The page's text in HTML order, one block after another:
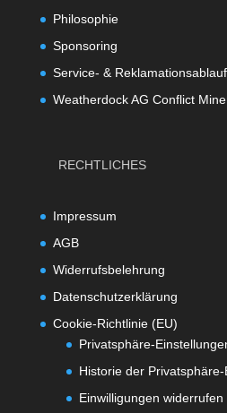
Philosophie
Sponsoring
Service- & Reklamationsablauf
Weatherdock AG Conflict
RECHTLICHES
Impressum
AGB
Widerrufsbelehrung
Datenschutzerklärung
Cookie-Richtlinie (EU)
Privatsphäre-
Historie der
Einwilligungen widerrufen